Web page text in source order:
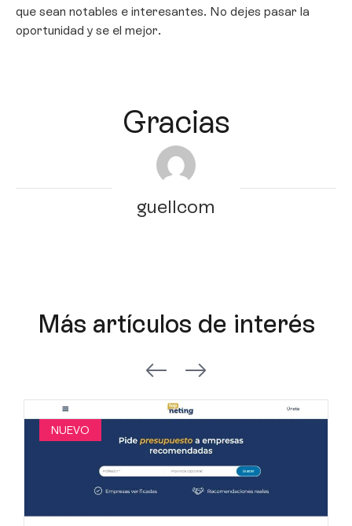
que sean notables e interesantes. No dejes pasar la
oportunidad y se el mejor.
Gracias
guellcom
Más artículos de interés
NUEVO